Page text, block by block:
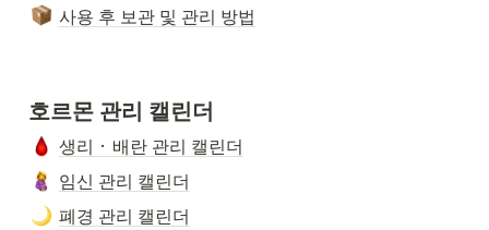
사용 후 보관 및 관리 방법
호르몬 관리 캘린더
생리 · 배란 관리 캘린더
임신 관리 캘린더
폐경 관리 캘린더